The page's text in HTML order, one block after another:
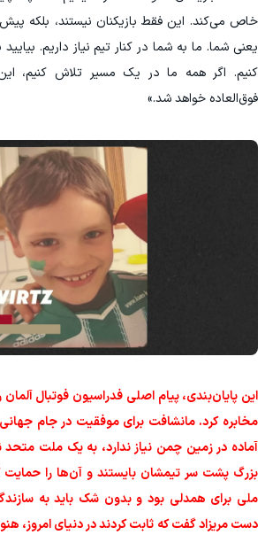
خاص می‌کند. این فقط بازیکنان نیستند، بلکه پیش
یعنی شما. ما به شما در کنار تیم نیاز داریم.
فوق‌العاده خواهد شد.»
‫این پایان‌بندی، پیام اصلی فدراسیون فوتبال
آماده در زمین چمن نیاز ندارد، به یک ملت متحد
بزرگ پشت سر تیمشان بایستند و آن‌ها را حمایت
ملی برای همدلی بود و بدون شک باید به
دست مریزاد گفت که ثابت کردند در دنیای امروز،